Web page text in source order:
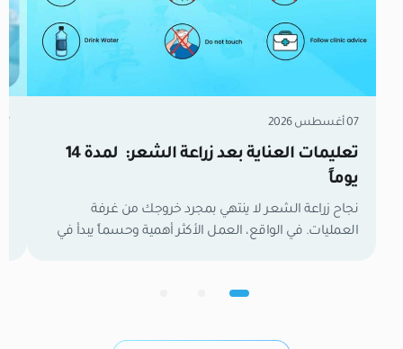
07 أغسطس 2026
تعليمات العناية بعد زراعة الشعر: لمدة 14
يوماً
نجاح زراعة الشعر لا ينتهي بمجرد خروجك من غرفة
العمليات. في الواقع، العمل الأكثر أهمية وحسماً يبدأ في
تكون بصيلات الشعر الجديدة كائنات حية وهشة تعمل
من واقع خبرتنا […]